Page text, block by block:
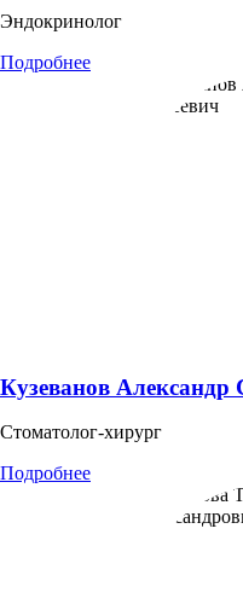
Эндокринолог
Подробнее
Кузеванов Александр
Стоматолог-хирург
Подробнее